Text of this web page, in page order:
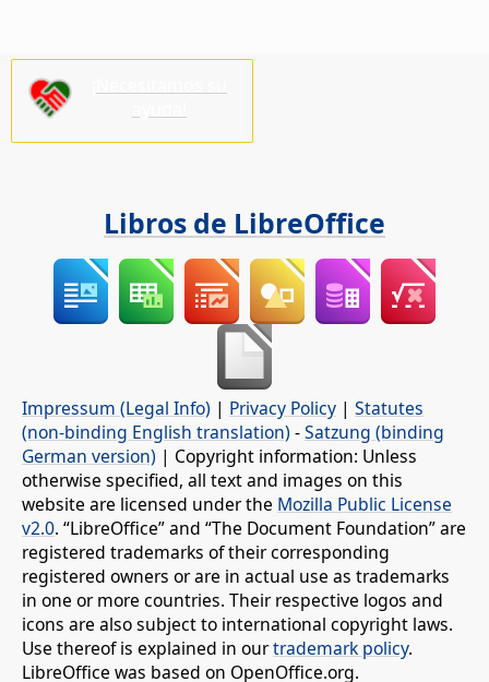
Libros de LibreOffice
Impressum (Legal Info) | Privacy Policy | Statutes
(non-binding English translation) -Satzung (binding
German version) | Copyright information: Unless
otherwise specified, all text and images on this
website are licensed under the Mozilla Public License
v2.0. “LibreOffice” and “The Document Foundation” are
registered trademarks of their corresponding
registered owners or are in actual use as trademarks
in one or more countries. Their respective logos and
icons are also subject to international copyright laws.
Use thereof is explained in ourtrademark policy.
LibreOffice was based on OpenOffice.org.